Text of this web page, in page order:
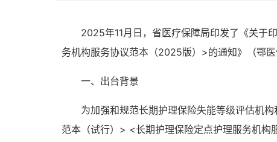
2025年11月 日，省医疗保障局印发了 《关于
务机构服务协议范本（2025版） >的通知》 （鄂
一、出台背景
为加强和规范长期护理保险失能等级评估机构
范本（试行）> <长期护理保险定点护理服务机构